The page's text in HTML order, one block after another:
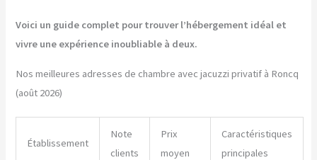
Voici un guide complet pour trouver l’hébergement idéal et
vivre une expérience inoubliable à deux.
Nos meilleures adresses de chambre avec jacuzzi privatif à Roncq
(août 2026)
Établissement
Note
clients
Prix
moyen
Caractéristiques
principales